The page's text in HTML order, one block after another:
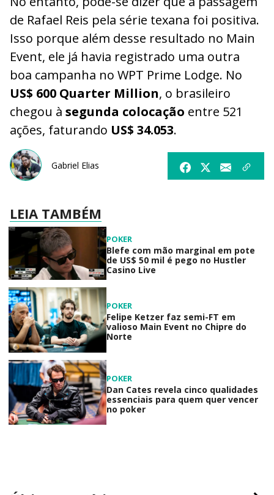
de Rafael Reis pela série texana foi positiva.
Isso porque além desse resultado no Main
Event, ele já havia registrado uma outra
boa campanha no WPT Prime Lodge. No
US$ 600 Quarter Million, o brasileiro
chegou à segunda colocação entre 521
ações, faturando US$ 34.053.
Gabriel Elias
LEIA TAMBÉM
POKER
Blefe com mão marginal em pote
de US$ 50 mil é pego no Hustler
Casino Live
POKER
Felipe Ketzer faz semi-FT em
valioso Main Event no Chipre do
Norte
POKER
Dan Cates revela cinco qualidades
essenciais para quem quer vencer
no poker